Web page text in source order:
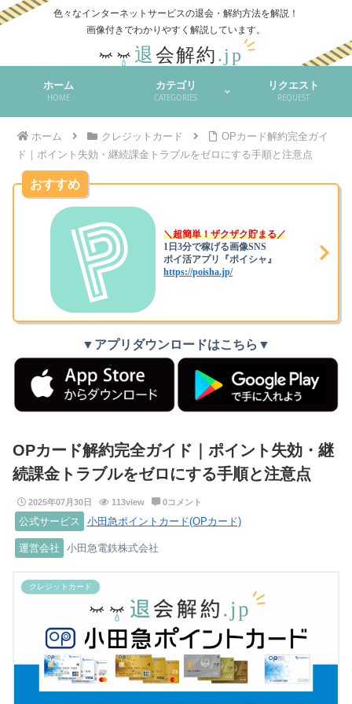
色々なインターネットサービスの退会・解約方法を解説！
ホーム
HOME
カテゴリ
CATEGORIES
リクエスト
REQUEST
ホーム クレジットカード
OPカード解約完全ガイ
ド｜ポイント失効・継続課金トラブルをゼロにする手順と注意点
おすすめ
＼超簡単！ザクザク貯まる／
1日3分で稼げる画像SNS
ポイ活アプリ『ポイシャ』
https://poisha.jp/
▼アプリダウンロードはこちら▼
OPカード解約完全ガイド｜ポイント失効・継
続課金トラブルをゼロにする手順と注意点
2025年07月30日 113view 0コメント
公式サービス 小田急ポイントカード(OPカード)
運営会社 小田急電鉄株式会社
クレジットカード